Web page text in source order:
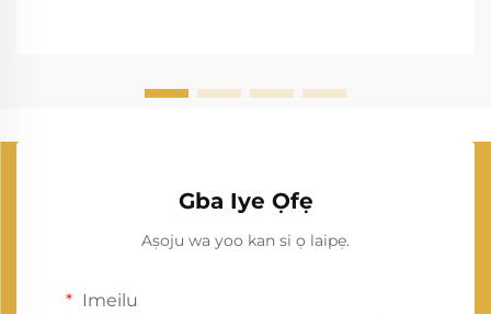
Gba Iye Ọfẹ
Aṣoju wa yoo kan si ọ laipẹ.
Imeilu